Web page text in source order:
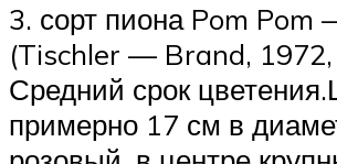
3. сорт пиона Pom
(Tischler — Brand, 1972,
Средний срок
примерно 17 см в